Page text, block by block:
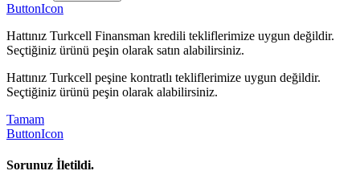
ButtonIcon
Hattınız Turkcell Finansman kredili tekliflerimize uygun değildir.
Seçtiğiniz ürünü peşin olarak satın alabilirsiniz.
Hattınız Turkcell peşine kontratlı tekliflerimize uygun değildir.
Seçtiğiniz ürünü peşin olarak alabilirsiniz.
Tamam
ButtonIcon
Sorunuz İletildi.